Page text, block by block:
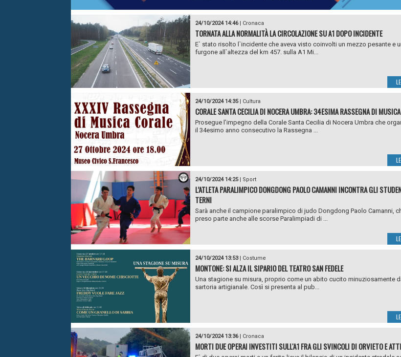
24/10/2024 14:46| Cronaca
TORNATA ALLA NORMALITÀ LA CIRCOLAZIONE SU A1 DOPO INCIDENTE
E` stato risolto l`incidente che aveva visto coinvolti un mezzo pesante e
furgone all`altezza del km 457. sulla A1 Mi...
24/10/2024 14:35| Cultura
CORALE SANTA CECILIA DI NOCERA UMBRA: 34ESIMA RASSEGNA DI
Prosegue l’impegno della Corale Santa Cecilia di Nocera Umbra che
il 34esimo anno consecutivo la Rassegna ...
24/10/2024 14:25| Sport
L’ATLETA PARALIMPICO DONGDONG PAOLO CAMANNI INCONTRA GLI
TERNI
Sarà anche il campione paralimpico di judo Dongdong Paolo Camanni,
preso parte anche alle scorse Paralimpiadi di ...
24/10/2024 13:53| Costume
MONTONE: SI ALZA IL SIPARIO DEL TEATRO SAN FEDELE
Una stagione su misura, proprio come un abito cucito minuziosamente
sartoria artigianale. Così si presenta al pub...
24/10/2024 13:36| Cronaca
MORTI DUE OPERAI INVESTITI SULL'A1 FRA GLI SVINCOLI DI ORVIETO E